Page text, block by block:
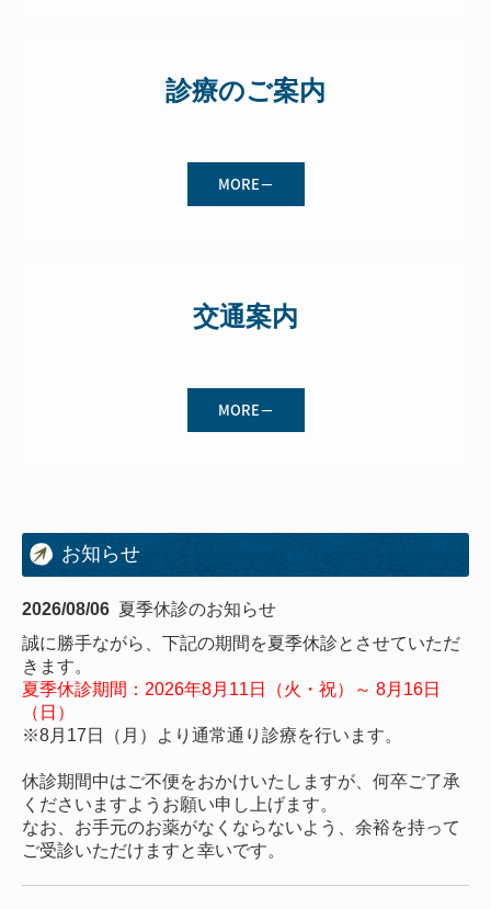
診療のご案内
MORE－
交通案内
MORE－
お知らせ
2026/08/06 夏季休診のお知らせ
誠に勝手ながら、下記の期間を夏季休診とさせていただ
きます。
夏季休診期間：2026年8月11日（火・祝）～ 8月16日
（日）
※8月17日（月）より通常通り診療を行います。
休診期間中はご不便をおかけいたしますが、何卒ご了承
くださいますようお願い申し上げます。
なお、お手元のお薬がなくならないよう、余裕を持って
ご受診いただけますと幸いです。